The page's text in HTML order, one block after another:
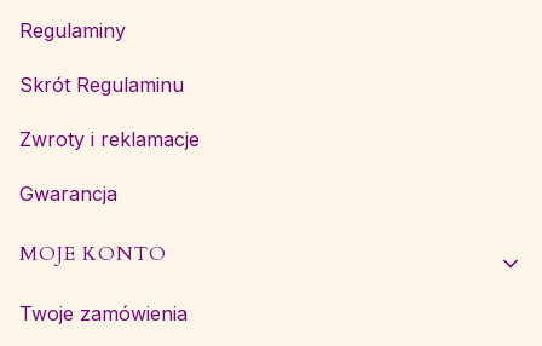
Regulaminy
Skrót Regulaminu
Zwroty i reklamacje
Gwarancja
MOJE KONTO
Twoje zamówienia